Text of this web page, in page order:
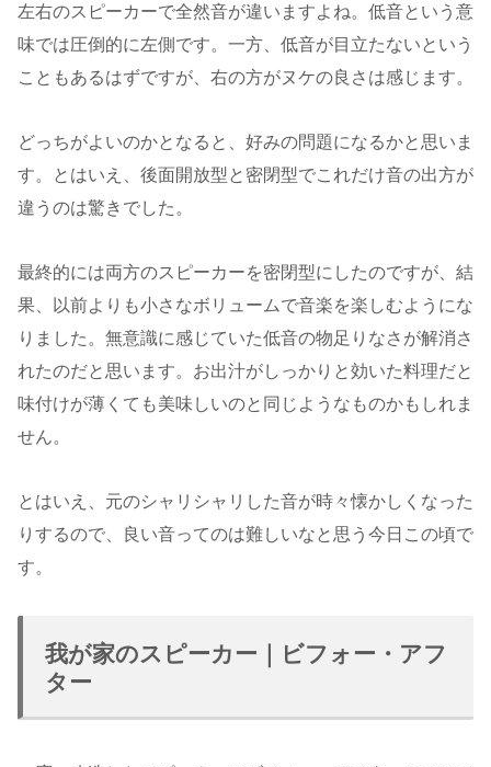
左右のスピーカーで全然音が違いますよね。低音という意
味では圧倒的に左側です。一方、低音が目立たないという
こともあるはずですが、右の方がヌケの良さは感じます。
どっちがよいのかとなると、好みの問題になるかと思いま
す。とはいえ、後面開放型と密閉型でこれだけ音の出方が
違うのは驚きでした。
最終的には両方のスピーカーを密閉型にしたのですが、結
果、以前よりも小さなボリュームで音楽を楽しむようにな
りました。無意識に感じていた低音の物足りなさが解消さ
れたのだと思います。お出汁がしっかりと効いた料理だと
味付けが薄くても美味しいのと同じようなものかもしれま
せん。
とはいえ、元のシャリシャリした音が時々懐かしくなった
りするので、良い音ってのは難しいなと思う今日この頃で
す。
我が家のスピーカー｜ビフォー・アフ
ター